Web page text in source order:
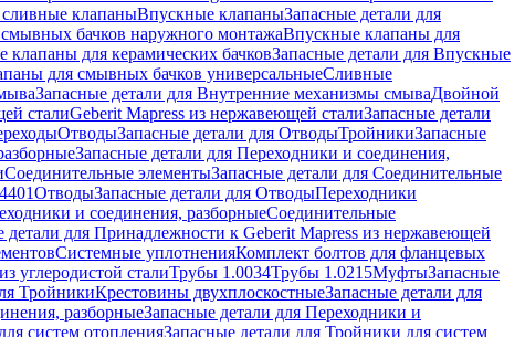
клапаныВпускные клапаныЗапасные детали для
бачков наружного монтажаВпускные клапаны для
клапаны для керамических бачковЗапасные детали для Впускные
для смывных бачков универсальныеСливные
Запасные детали для Внутренние механизмы смываДвойной
сталиGeberit Mapress из нержавеющей сталиЗапасные детали
ОтводыЗапасные детали для ОтводыТройникиЗапасные
Запасные детали для Переходники и соединения,
Соединительные элементыЗапасные детали для Соединительные
ОтводыЗапасные детали для ОтводыПереходники
и соединения, разборныеСоединительные
детали для Принадлежности к Geberit Mapress из нержавеющей
Системные уплотненияКомплект болтов для фланцевых
углеродистой сталиТрубы 1.0034Трубы 1.0215МуфтыЗапасные
ТройникиКрестовины двухплоскостныеЗапасные детали для
разборныеЗапасные детали для Переходники и
систем отопленияЗапасные детали для Тройники для систем